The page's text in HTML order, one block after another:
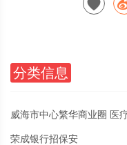
分类信息
威海市中心繁华商业圈 医
荣成银行招保安